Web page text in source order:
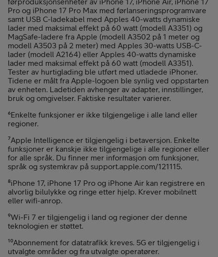
Pro og iPhone 17 Pro Max med førlanseringsprogramvare
samt USB C-ladekabel med Apples 40-watts dynamiske
lader med maksimal effekt på 60 watt (modell A3351) og
MagSafe-ladere fra Apple (modell A3502 på 1 meter og
modell A3503 på 2 meter) med Apples 30-watts USB-C-
lader (modell A2164) eller Apples 40-watts dynamiske
lader med maksimal effekt på 60 watt (modell A3351).
Tester av hurtiglading ble utført med utladede iPhoner.
Tidene er målt fra Apple-logoen ble synlig ved oppstarten
av enheten. Ladetiden avhenger av adapter, innstillinger,
bruk og omgivelser. Faktiske resultater varierer.
⁶Enkelte funksjoner er ikke tilgjengelige i alle land eller
regioner.
⁷Apple Intelligence er tilgjengelig i betaversjon. Enkelte
funksjoner er kanskje ikke tilgjengelige i alle regioner eller
for alle språk. Du finner mer informasjon om funksjoner,
språk og systemkrav på support.apple.com/121115.
⁸iPhone 17, iPhone 17 Pro og iPhone Air kan registrere en
alvorlig bilulykke og ringe etter hjelp. Krever mobilnett
eller wifi-anrop.
⁹Wi-Fi 7 er tilgjengelig i land og regioner der denne
teknologien er støttet.
¹⁰Abonnement for datatrafikk kreves. 5G er tilgjengelig i
utvalgte områder og fra utvalgte operatører.